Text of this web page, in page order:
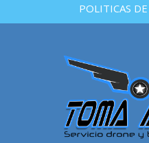
POLITICAS